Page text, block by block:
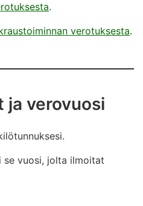
.
verotuksesta.
ja verovuosi
se vuosi, jolta ilmoitat